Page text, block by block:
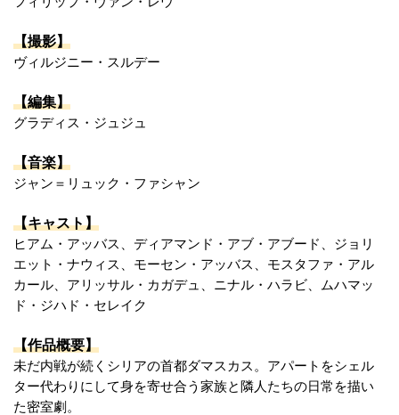
【撮影】
ヴィルジニー・スルデー
【編集】
グラディス・ジュジュ
【音楽】
ジャン＝リュック・ファシャン
【キャスト】
ヒアム・アッバス、ディアマンド・アブ・アブード、ジョリ
エット・ナウィス、モーセン・アッバス、モスタファ・アル
カール、アリッサル・カガデュ、ニナル・ハラビ、ムハマッ
ド・ジハド・セレイク
【作品概要】
未だ内戦が続くシリアの首都ダマスカス。アパートをシェル
ター代わりにして身を寄せ合う家族と隣人たちの日常を描い
た密室劇。